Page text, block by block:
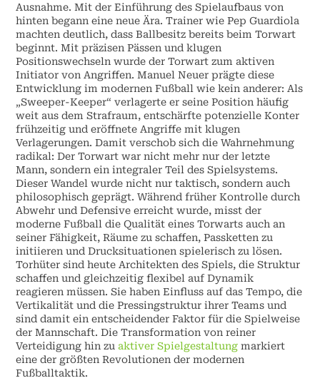
Ausnahme. Mit der Einführung des Spielaufbaus von
hinten begann eine neue Ära. Trainer wie Pep Guardiola
machten deutlich, dass Ballbesitz bereits beim Torwart
beginnt. Mit präzisen Pässen und klugen
Positionswechseln wurde der Torwart zum aktiven
Initiator von Angriffen. Manuel Neuer prägte diese
Entwicklung im modernen Fußball wie kein anderer: Als
„Sweeper-Keeper“ verlagerte er seine Position häufig
weit aus dem Strafraum, entschärfte potenzielle Konter
frühzeitig und eröffnete Angriffe mit klugen
Verlagerungen. Damit verschob sich die Wahrnehmung
radikal: Der Torwart war nicht mehr nur der letzte
Mann, sondern ein integraler Teil des Spielsystems.
Dieser Wandel wurde nicht nur taktisch, sondern auch
philosophisch geprägt. Während früher Kontrolle durch
Abwehr und Defensive erreicht wurde, misst der
moderne Fußball die Qualität eines Torwarts auch an
seiner Fähigkeit, Räume zu schaffen, Passketten zu
initiieren und Drucksituationen spielerisch zu lösen.
Torhüter sind heute Architekten des Spiels, die Struktur
schaffen und gleichzeitig flexibel auf Dynamik
reagieren müssen. Sie haben Einfluss auf das Tempo, die
Vertikalität und die Pressingstruktur ihrer Teams und
sind damit ein entscheidender Faktor für die Spielweise
der Mannschaft. Die Transformation von reiner
Verteidigung hin zu aktiver Spielgestaltung markiert
eine der größten Revolutionen der modernen
Fußballtaktik.